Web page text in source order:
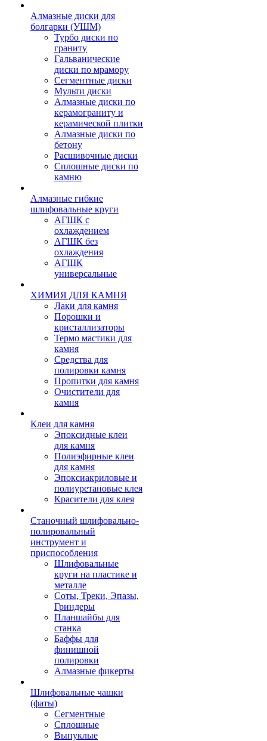
Алмазные диски для
болгарки (УШМ)
Турбо диски по
граниту
Гальванические
диски по мрамору
Сегментные диски
Мульти диски
Алмазные диски по
керамограниту и
керамической плитки
Алмазные диски по
бетону
Расшивочные диски
Сплошные диски по
камню
Алмазные гибкие
шлифовальные круги
АГШК с
охлаждением
АГШК без
охлаждения
АГШК
универсальные
ХИМИЯ ДЛЯ КАМНЯ
Лаки для камня
Порошки и
кристаллизаторы
Термо мастики для
камня
Средства для
полировки камня
Пропитки для камня
Очистители для
камня
Клеи для камня
Эпоксидные клеи
для камня
Полиэфирные клеи
для камня
Эпоксиакриловые и
полиуретановые клея
Красители для клея
Станочный шлифовально-
полировальный
инструмент и
приспособления
Шлифовальные
круги на пластике и
металле
Соты, Треки, Эпазы,
Гриндеры
Планшайбы для
станка
Баффы для
финишной
полировки
Алмазные фикерты
Шлифовальные чашки
(фаты)
Сегментные
Сплошные
Выпуклые